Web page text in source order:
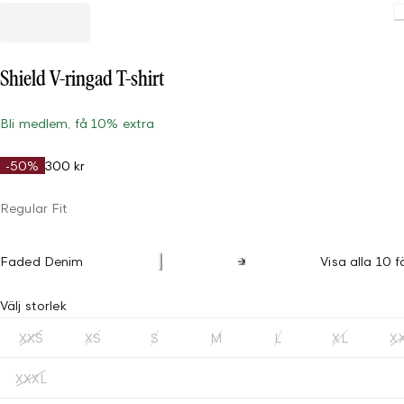
Shield V-ringad T-shirt
Bli medlem, få 10% extra
-50% 300 kr
Regular Fit
Faded Denim Visa alla 10
Välj storlek
XXS XS S M L XL
XXXL